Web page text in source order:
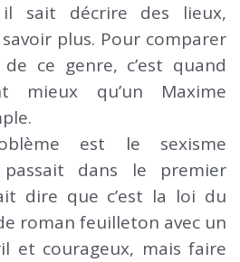
sait décrire des lieux,
plus. Pour comparer
ce genre, c’est quand
mieux qu’un Maxime
est le sexisme
dans le premier
dire que c’est la loi du
roman feuilleton avec un
et courageux, mais faire